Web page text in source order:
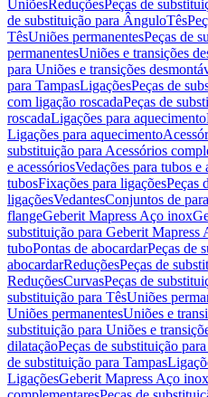
UniõesReduçõesPeças de
de substituição para ÂnguloTês
TêsUniões permanentesPeças de
permanentesUniões e transições
para Uniões e transições
para TampasLigaçõesPeças de
com ligação roscadaPeças de
roscadaLigações para aquecimento
Ligações para aquecimento
substituição para Acessórios
e acessóriosVedações para tubos e
tubosFixações para ligaçõesPeças
ligaçõesVedantesConjuntos de
flangeGeberit Mapress Aço inox
substituição para Geberit Mapress
tuboPontas de abocardarPeças de
abocardarReduçõesPeças de
ReduçõesCurvasPeças de
substituição para TêsUniões
Uniões permanentesUniões e
substituição para Uniões e
dilataçãoPeças de substituição
de substituição para Tampas
LigaçõesGeberit Mapress Aço